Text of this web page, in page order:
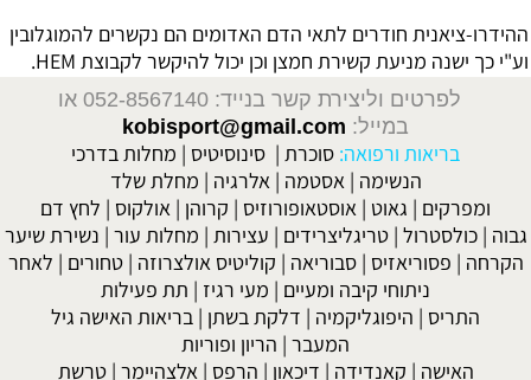
ההידרו-ציאנית חודרים לתאי הדם האדומים הם נקשרים להמוגלובין
וע"י כך ישנה מניעת קשירת חמצן וכן יכול להיקשר לקבוצת HEM.
לפרטים וליצירת קשר בנייד: 052-8567140
או
במייל: kobisport@gmail.com
בריאות ורפואה: סוכרת | סינוסיטיס | מחלות בדרכי
הנשימה | אסטמה | אלרגיה | מחלת שלד
ומפרקים | גאוט | אוסטאופורוזיס | קרוהן | אולקוס | לחץ דם
גבוה |כולסטרול |טריגליצרידים | עצירות | מחלות עור | נשירת שיער
הקרחה | פסוריאזיס |סבוריאה | קוליטיס אולצרוזה |טחורים | לאחר
ניתוחי קיבה ומעיים | מעי רגיז | תת פעילות
התריס | היפוגליקמיה | דלקת בשתן | בריאות האישה גיל
המעבר | הריון ופוריות
האישה | קאנדידה | דיכאון | הרפס | אלצהיימר |טרשת